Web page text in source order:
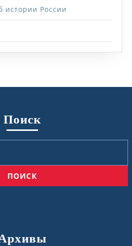
истории России
Поиск